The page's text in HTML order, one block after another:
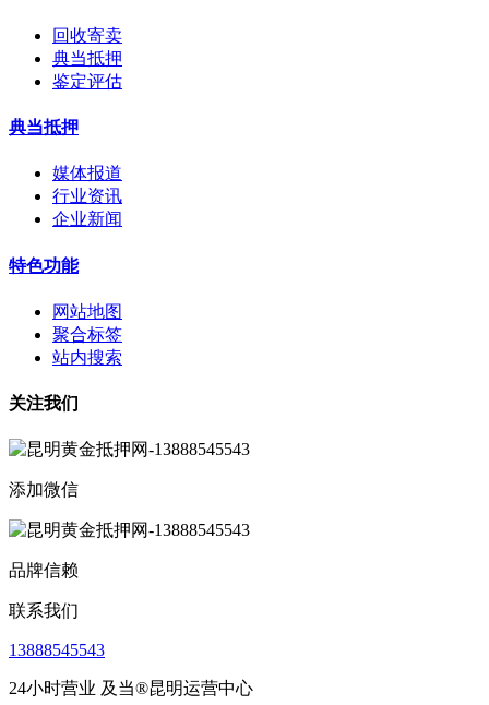
回收寄卖
典当抵押
鉴定评估
典当抵押
媒体报道
行业资讯
企业新闻
特色功能
网站地图
聚合标签
站内搜索
关注我们
添加微信
品牌信赖
联系我们
13888545543
24小时营业 及当®昆明运营中心